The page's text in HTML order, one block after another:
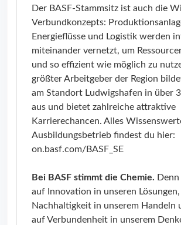
Der BASF-Stammsitz ist auch die
Verbundkonzepts:
Energieflüsse und Logistik werden
miteinander vernetzt, um
und so effizient wie möglich zu
größter Arbeitgeber der Region
am Standort Ludwigshafen in über
aus und bietet zahlreiche attraktive
Karrierechancen. Alles
Ausbildungsbetrieb findest du hier:
on.basf.com/BASF_SE
Bei BASF stimmt die Chemie.
auf Innovation in unseren
Nachhaltigkeit in unserem Handeln
auf Verbundenheit in unserem